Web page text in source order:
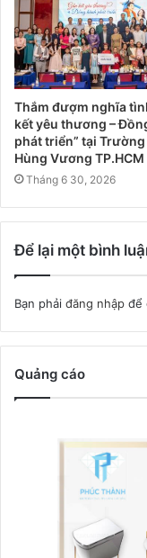
Thắm đượm nghĩa
kết yêu thương –
phát triển” tại
Hùng Vương TP.HCM
Tháng 6 30, 2026
Để lại một bình
Bạn phải đăng nhập để
Quảng cáo